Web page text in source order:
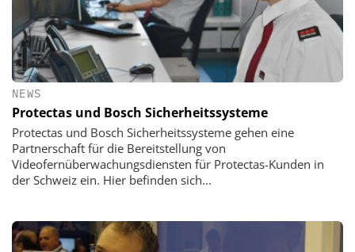
NEWS
Protectas und Bosch Sicherheitssysteme
Protectas und Bosch Sicherheitssysteme gehen eine
Partnerschaft für die Bereitstellung von
Videofernüberwachungsdiensten für Protectas-Kunden in
der Schweiz ein. Hier befinden sich...